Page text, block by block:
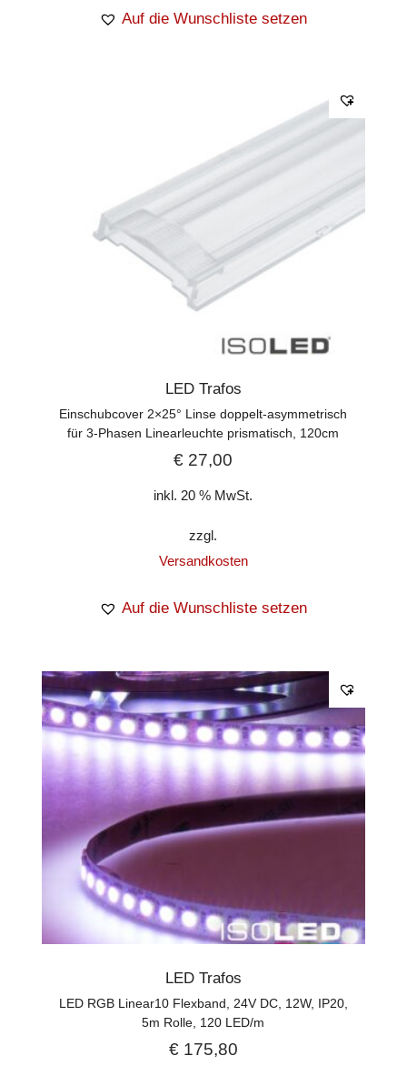
Auf die Wunschliste setzen
LED Trafos
Einschubcover 2×25° Linse doppelt-asymmetrisch
für 3-Phasen Linearleuchte prismatisch, 120cm
€ 27,00
inkl. 20 % MwSt.
zzgl.
Versandkosten
Auf die Wunschliste setzen
LED Trafos
LED RGB Linear10 Flexband, 24V DC, 12W, IP20,
5m Rolle, 120 LED/m
€175,80